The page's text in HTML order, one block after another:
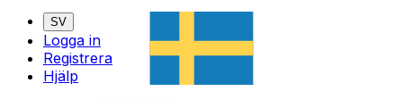
SV
Logga in
Registrera
Hjälp